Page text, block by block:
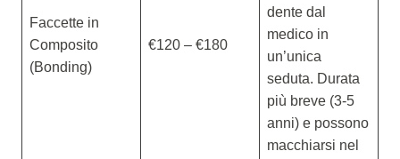
Faccette in
Composito
(Bonding)
€120 – €180
dente dal
medico in
un’unica
seduta. Durata
più breve (3-5
anni) e possono
macchiarsi nel